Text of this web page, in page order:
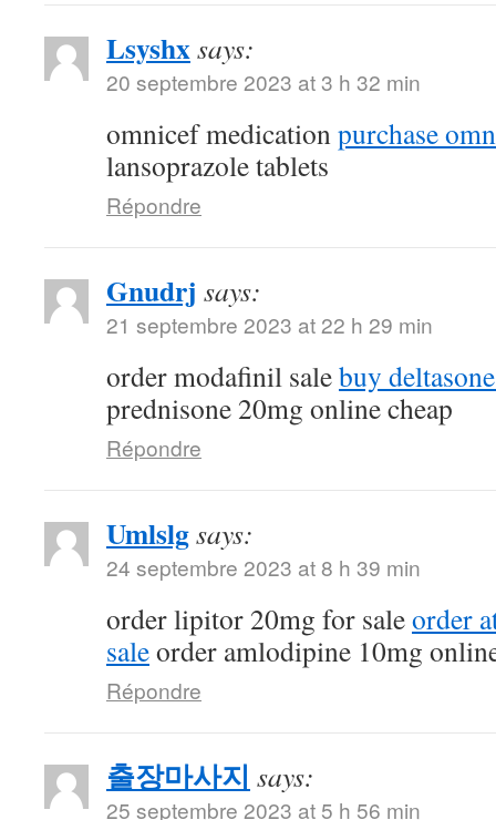
Lsyshxsays:
20 septembre 2023 at 3 h 32 min
omnicef medicationpurchase
lansoprazole tablets
Répondre
Gnudrj says:
21 septembre 2023 at 22 h 29 min
order modafinil salebuy
prednisone 20mg online cheap
Répondre
Umlslgsays:
24 septembre 2023 at 8 h 39 min
order lipitor 20mg for saleorder
saleorder amlodipine 10mg
Répondre
출장마사지 says:
25 septembre 2023 at 5 h 56 min